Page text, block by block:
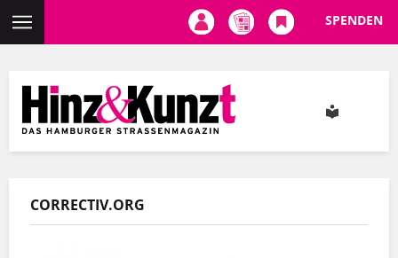
Inhalt
SPENDEN
CORRECTIV.ORG